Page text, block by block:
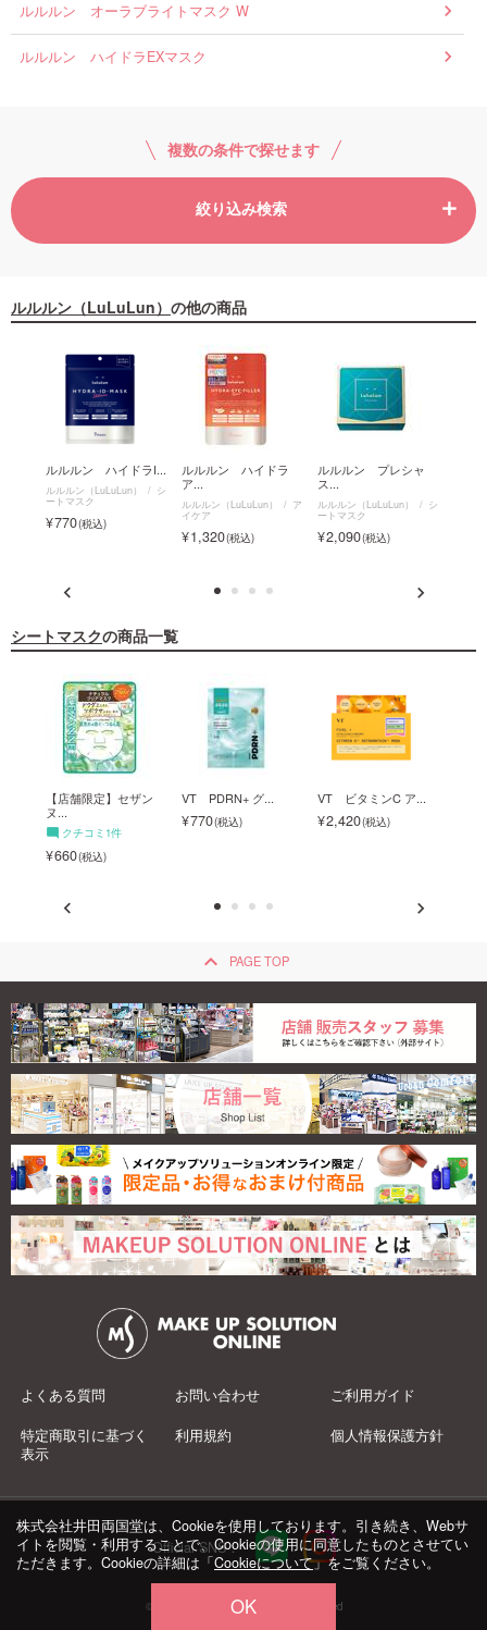
ルルルン オーラブライトマスク W
ルルルン ハイドラEXマスク
複数の条件で探せます
絞り込み検索
ルルルン（LuLuLun） の他の商品
ルルルン ハイドラI...
ルルルン（LuLuLun） シ
ートマスク
770
ルルルン ハイドラ
ア...
ルルルン（LuLuLun） ア
イケア
1,320
ルルルン プレシャ
ス...
ルルルン（LuLuLun） シ
ートマスク
2,090
シートマスクの商品一覧
【店舗限定】セザン
ヌ...
クチコミ1件
660
VT PDRN+ グ...
770
VT ビタミンC ア...
2,420
keyboard_arrow_up PAGE TOP
よくある質問 お問い合わせ ご利用ガイド
特定商取引に基づく
表示
利用規約 個人情報保護方針
Official SNS：
© 井田両国堂 Co.,Ltd.All Rights Reserved
株式会社井田両国堂は、Cookieを使用しております。引き続き、Webサ
イトを閲覧・利用することで、Cookieの使用に同意したものとさせてい
ただきます。Cookieの詳細は「Cookieについて」をご覧ください。
OK